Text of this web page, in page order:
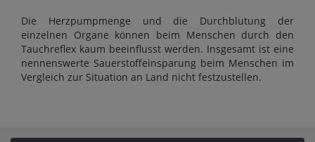
Die Herzpumpmenge und die Durchblutung der
einzelnen Organe können beim Menschen durch den
Tauchreflex kaum beeinflusst werden. Insgesamt ist eine
nennenswerte Sauerstoffeinsparung beim Menschen im
Vergleich zur Situation an Land nicht festzustellen.